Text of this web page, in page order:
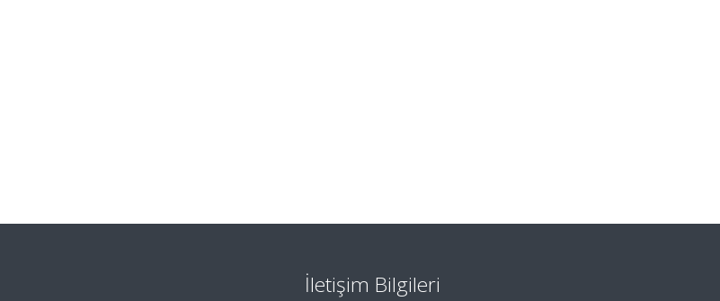
İletişim Bilgileri